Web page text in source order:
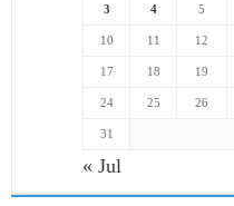
3 4 5
10 11 12
17 18 19
24 25 26
31
« Jul